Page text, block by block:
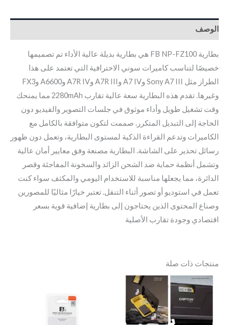
الوصف
بطارية FB NP-FZ100 هي بطارية بديلة عالية الأداء تم تصميمها
خصيصًا لتناسب كاميرات سوني الاحترافية التي تعتمد على هذا
الطراز مثل Sony A7 III وA7 IV وA7R III وA7R IV وA6600 وFX3
وغيرها. تقدم هذه البطارية سعة عالية تقارب 2280mAh مما يمنحك
وقت تشغيل طويل وأداء موثوق في جلسات التصوير والفيديو دون
الحاجة إلى التبديل المتكرر. صممت لتكون متوافقة بالكامل مع
الكاميرات وتدعم القراءة الذكية لمستوى البطارية، وتعمل دون ظهور
رسائل تحذير على الشاشة. البطارية مصنعة وفق معايير أمان عالية
وتشمل أنظمة حماية ضد الشحن الزائد والسخونة المفاجئة وقصر
الدائرة، مما يجعلها مناسبة للاستخدام اليومي والمكثف سواء كنت
تعمل في استوديو أو تصور أثناء التنقل. تعتبر خيارًا مثاليًا للمصورين
وصناع المحتوى الذين يحتاجون إلى بطارية إضافية قوية بسعر
اقتصادي وجودة تقارب الأصلية
منتجات ذات صلة